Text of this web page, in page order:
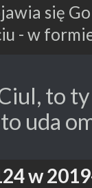
się
- w
to
uda
w